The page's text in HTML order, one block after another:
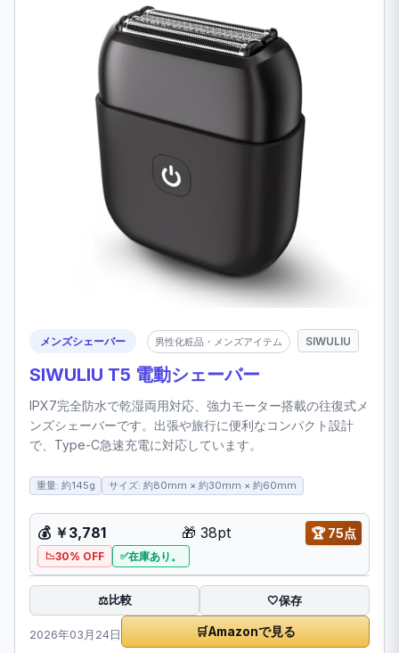
メンズシェーバー 男性化粧品・メンズアイテム SIWULIU
SIWULIU T5 電動シェーバー
IPX7完全防水で乾湿両用対応、強力モーター搭載の往復式メ
ンズシェーバーです。出張や旅行に便利なコンパクト設計
で、Type-C急速充電に対応しています。
重量: 約145g サイズ: 約80mm × 約30mm × 約60mm
💰 ￥3,781 🎁 38pt 🏆75点
30% OFF 在庫あり。
⚖️比較 🤍保存
2026年03月24日 🛒Amazonで見る